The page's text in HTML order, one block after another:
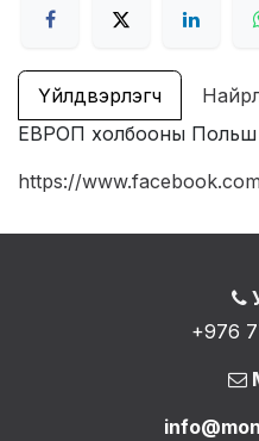
Үйлдвэрлэгч
ЕВРОП холбооны Польш
https://
+976